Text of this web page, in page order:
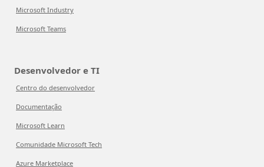
Microsoft Industry
Microsoft Teams
Desenvolvedor e TI
Centro do desenvolvedor
Documentação
Microsoft Learn
Comunidade Microsoft Tech
Azure Marketplace